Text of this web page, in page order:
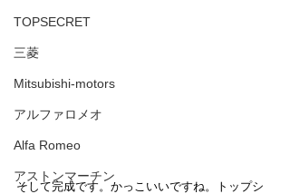
TOPSECRET
三菱
Mitsubishi-motors
アルファロメオ
Alfa Romeo
アストンマーチン
そして完成です。かっこいいですね。トップシ